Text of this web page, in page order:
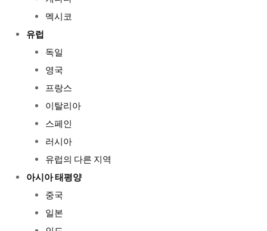
멕시코
유럽
독일
영국
프랑스
이탈리아
스페인
러시아
유럽의 다른 지역
아시아 태평양
중국
일본